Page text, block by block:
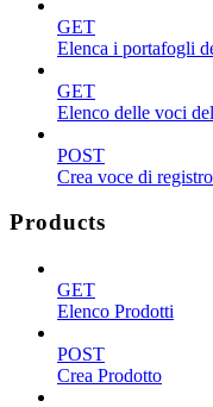
GET
Elenca i portafogli
GET
Elenco delle voci
POST
Crea voce di
Products
GET
Elenco Prodotti
POST
Crea Prodotto